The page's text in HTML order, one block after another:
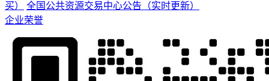
买）
全国公共资源交易中心公告（实时更新）
企业荣誉